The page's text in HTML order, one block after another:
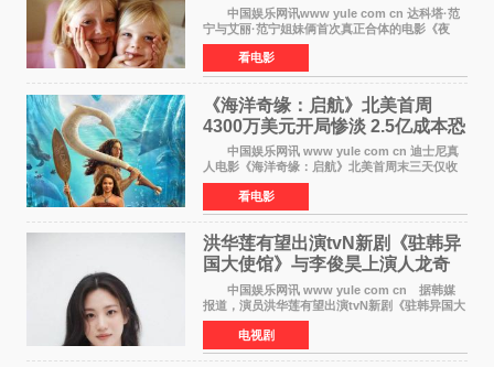
中国娱乐网讯www yule com cn 达科塔·范
宁与艾丽·范宁姐妹俩首次真正合体的电影《夜
莺》再度改档，从原定的2027年2月12日推迟至
同年3月19日北美上映，片方希望借此利用春假档
期争取更多年轻
看电影
《海洋奇缘：启航》北美首周
4300万美元开局惨淡 2.5亿成本恐
巨亏1亿
中国娱乐网讯 www yule com cn 迪士尼真
人电影《海洋奇缘：启航》北美首周末三天仅收
4300万美元（开画3827馆），中国内地首周票房
仅840万元人民币，全球开画票房约9500万美
元，远低于业内
看电影
洪华莲有望出演tvN新剧《驻韩异
国大使馆》与李俊昊上演人龙奇
幻罗曼史
中国娱乐网讯 www yule com cn 据韩媒
报道，演员洪华莲有望出演tvN新剧《驻韩异国大
使馆》女主角，与李俊昊合作，引发观众期
待。 该剧讲述了一位因管理驻韩异国大使馆
（负责管理居住在大
电视剧